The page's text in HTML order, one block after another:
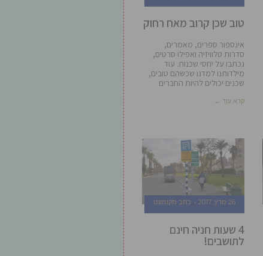
טוב שכן קרוב מאח רחוק
אינספור ספרים, מאמרים,
סדרות טלוויזיה ואפילו סרטים,
נכתבו על יחסי שכנות. עוד
מילדותנו למדנו שכשהם טובים,
שכנים יכולים להיות החברים
קרא עוד ←
26 מרץ, 2017 כתב מקומונט
4 שעות חניה חינם
לתושבים!